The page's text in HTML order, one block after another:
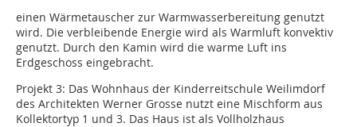
einen Wärmetauscher zur Warmwasserbereitung genutzt
wird. Die verbleibende Energie wird als Warmluft konvektiv
genutzt. Durch den Kamin wird die warme Luft ins
Erdgeschoss eingebracht.
Projekt 3: Das Wohnhaus der Kinderreitschule Weilimdorf
des Architekten Werner Grosse nutzt eine Mischform aus
Kollektortyp 1 und 3. Das Haus ist als Vollholzhaus